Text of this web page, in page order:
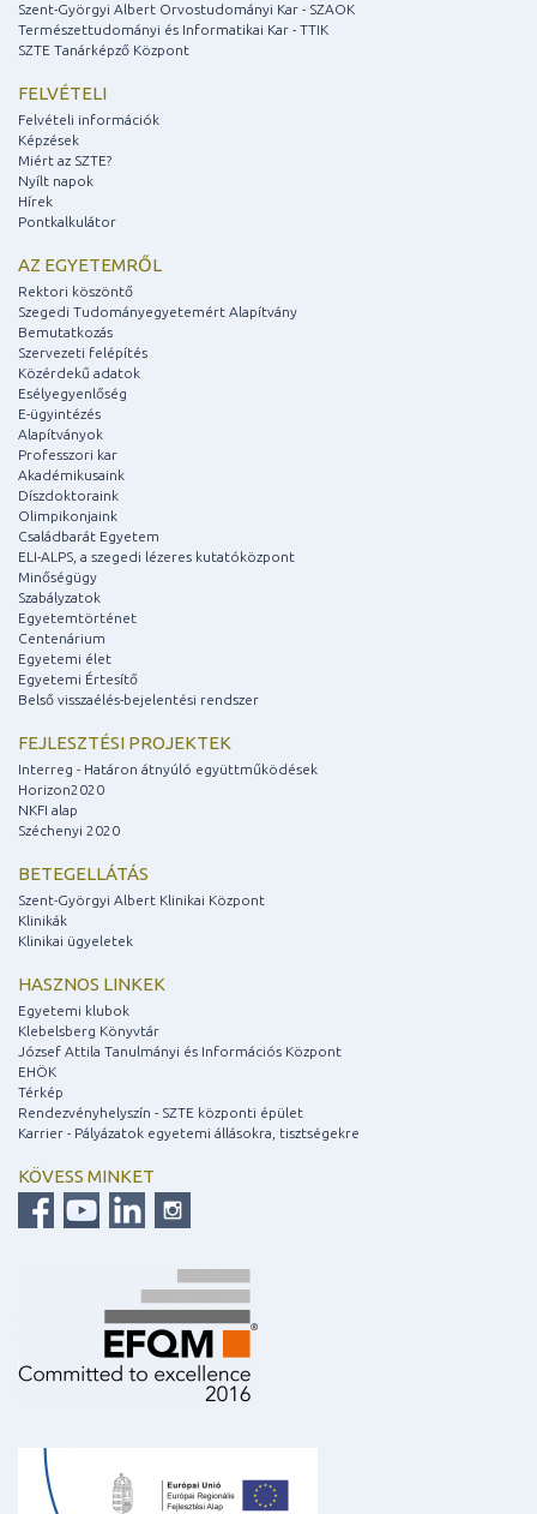
Szent-Györgyi Albert Orvostudományi Kar - SZAOK
Természettudományi és Informatikai Kar - TTIK
SZTE Tanárképző Központ
FELVÉTELI
Felvételi információk
Képzések
Miért az SZTE?
Nyílt napok
Hírek
Pontkalkulátor
AZ EGYETEMRŐL
Rektori köszöntő
Szegedi Tudományegyetemért Alapítvány
Bemutatkozás
Szervezeti felépítés
Közérdekű adatok
Esélyegyenlőség
E-ügyintézés
Alapítványok
Professzori kar
Akadémikusaink
Díszdoktoraink
Olimpikonjaink
Családbarát Egyetem
ELI-ALPS, a szegedi lézeres kutatóközpont
Minőségügy
Szabályzatok
Egyetemtörténet
Centenárium
Egyetemi élet
Egyetemi Értesítő
Belső visszaélés-bejelentési rendszer
FEJLESZTÉSI PROJEKTEK
Interreg - Határon átnyúló együttműködések
Horizon2020
NKFI alap
Széchenyi 2020
BETEGELLÁTÁS
Szent-Györgyi Albert Klinikai Központ
Klinikák
Klinikai ügyeletek
HASZNOS LINKEK
Egyetemi klubok
Klebelsberg Könyvtár
József Attila Tanulmányi és Információs Központ
EHÖK
Térkép
Rendezvényhelyszín - SZTE központi épület
Karrier - Pályázatok egyetemi állásokra, tisztségekre
KÖVESS MINKET